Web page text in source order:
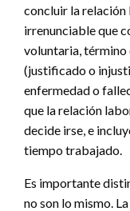
concluir la relación
irrenunciable que
voluntaria,
(justificado o
enfermedad o
que la relación
decide irse, e
tiempo trabajado.
Es importante
no son lo mismo.